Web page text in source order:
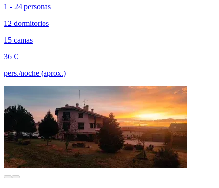
1 - 24 personas
12 dormitorios
15 camas
36 €
pers./noche (aprox.)